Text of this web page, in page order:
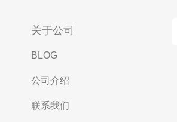
关于公司
BLOG
公司介绍
联系我们